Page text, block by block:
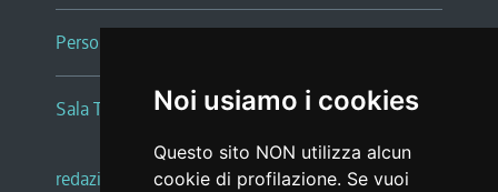
Noi usiamo i cookies
Questo sito NON utilizza alcun
cookie di profilazione. Se vuoi
Persone e Uffici
Sala Tiziano Tessitori
redazione web |note legali |glossario